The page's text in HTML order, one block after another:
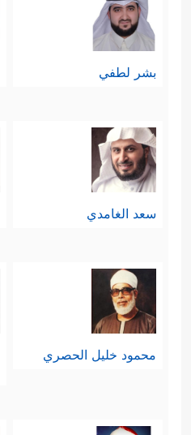
بشر لطفي
سعد الغامدي
محمود خليل الحصري